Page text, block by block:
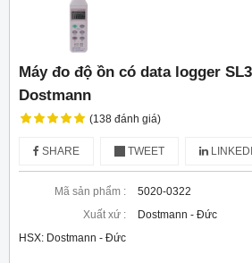
Máy đo độ ồn có data logger
Dostmann
(138 đánh giá)
SHARE TWEET
Mã sản phẩm :
5020-0322
Xuất xứ :
Dostmann - Đức
HSX: Dostmann - Đức